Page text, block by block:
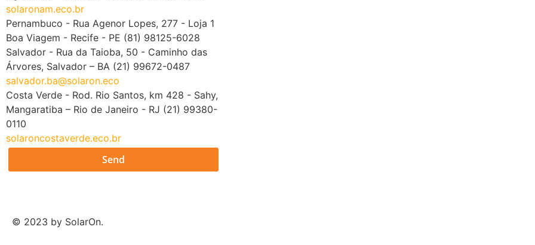
solarongoias.eco.br
Manaus - Rua Doutor Araújo Moura 01, Santo
Agostinho – Manaus – AM (92) 98184-4040
solaronam.eco.br
Pernambuco - Rua Agenor Lopes, 277 - Loja 1
Boa Viagem - Recife - PE (81) 98125-6028
Salvador - Rua da Taioba, 50 - Caminho das
Árvores, Salvador – BA (21) 99672-0487
salvador.ba@solaron.eco
Costa Verde - Rod. Rio Santos, km 428 - Sahy,
Mangaratiba – Rio de Janeiro - RJ (21) 99380-